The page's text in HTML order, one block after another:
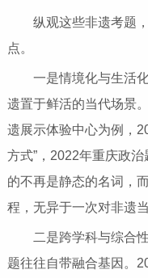
纵观这些非遗考题
点。
一是情境化与生活
遗置于鲜活的当代场景
遗展示体验中心为例，
方式”，2022年重庆政
的不再是静态的名词，
程，无异于一次对非遗
二是跨学科与综合
题往往自带融合基因。